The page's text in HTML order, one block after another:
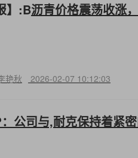
】:B沥青价格震荡收涨
艳秋 2026-02-07 10:12:03
公司与,耐克保持着紧